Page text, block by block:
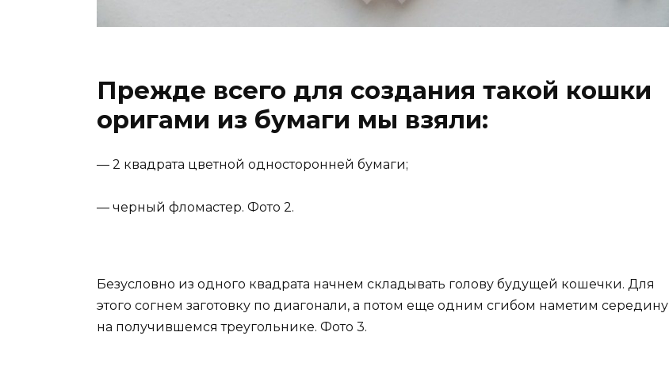
Прежде всего для создания такой кошки
оригами из бумаги мы взяли:
— 2 квадрата цветной односторонней бумаги;
— черный фломастер. Фото 2.
Безусловно из одного квадрата начнем складывать голову будущей кошечки. Для
этого согнем заготовку по диагонали, а потом еще одним сгибом наметим середину
на получившемся треугольнике. Фото 3.